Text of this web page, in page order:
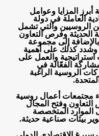
المزايا وعوامل
العاملة في دولة
الروسيين والتي تشمل
الحديثة وفرص التعاون
إلى مجموعة
كذلك على أهمية
والعمل على
الفعّالة في
الروسية الراغبة
.
مجتمعات أعمال روسية
التعاون وفتح المجال
الموارد المتخصصة
بيئات صناعية حديثة.